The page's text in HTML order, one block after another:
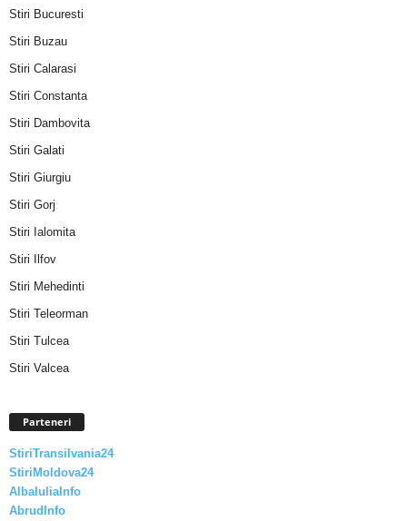
Stiri Bucuresti
Stiri Buzau
Stiri Calarasi
Stiri Constanta
Stiri Dambovita
Stiri Galati
Stiri Giurgiu
Stiri Gorj
Stiri Ialomita
Stiri Ilfov
Stiri Mehedinti
Stiri Teleorman
Stiri Tulcea
Stiri Valcea
Parteneri
StiriTransilvania24
StiriMoldova24
AlbaIuliaInfo
AbrudInfo